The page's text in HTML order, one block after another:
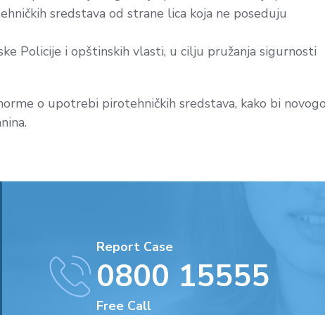
sredstava od strane lica koja ne poseduju
Policije i opštinskih vlasti, u cilju pružanja sigurnosti
o upotrebi pirotehničkih sredstava, kako bi
Report Case
0800 15555
Free Call